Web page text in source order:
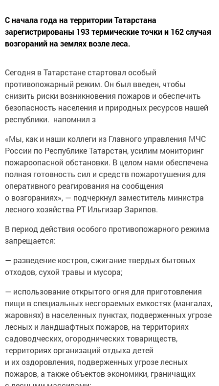
С начала года на территории Татарстана
зарегистрированы 193 термические точки и 162 случая
возгораний на землях возле леса.
Сегодня в Татарстане стартовал особый
противопожарный режим. Он был введен, чтобы
снизить риски возникновения пожаров и обеспечить
безопасность населения и природных ресурсов нашей
республики. напомнил з
«Мы, как и наши коллеги из Главного управления МЧС
России по Республике Татарстан, усилим мониторинг
пожароопасной обстановки. В целом нами обеспечена
полная готовность сил и средств пожаротушения для
оперативного реагирования на сообщения
о возгораниях», — подчеркнул заместитель министра
лесного хозяйства РТ Ильгизар Зарипов.
В период действия особого противопожарного режима
запрещается:
— разведение костров, сжигание твердых бытовых
отходов, сухой травы и мусора;
— использование открытого огня для приготовления
пищи в специальных несгораемых емкостях (мангалах,
жаровнях) в населенных пунктах, подверженных угрозе
лесных и ландшафтных пожаров, на территориях
садоводческих, огороднических товариществ,
территориях организаций отдыха детей
и их оздоровления, подверженных угрозе лесных
пожаров, а также объектов экономики, граничащих